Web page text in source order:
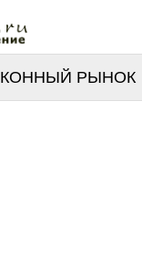
КОННЫЙ РЫНОК